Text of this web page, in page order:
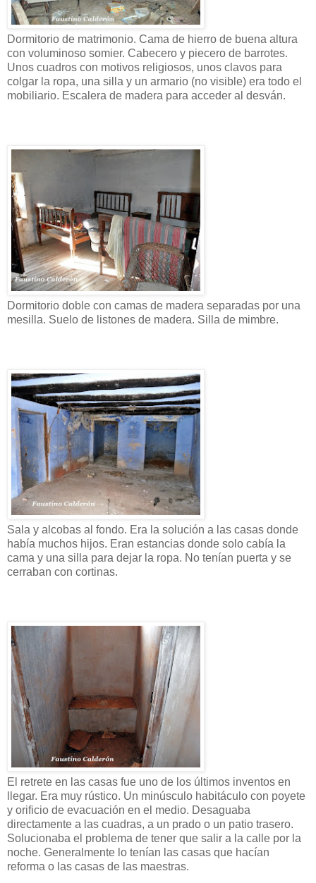
Dormitorio de matrimonio. Cama de hierro de buena altura
con voluminoso somier. Cabecero y piecero de barrotes.
Unos cuadros con motivos religiosos, unos clavos para
colgar la ropa, una silla y un armario (no visible) era todo el
mobiliario. Escalera de madera para acceder al desván.
Dormitorio doble con camas de madera separadas por una
mesilla. Suelo de listones de madera. Silla de mimbre.
Sala y alcobas al fondo. Era la solución a las casas donde
había muchos hijos. Eran estancias donde solo cabía la
cama y una silla para dejar la ropa. No tenían puerta y se
cerraban con cortinas.
El retrete en las casas fue uno de los últimos inventos en
llegar. Era muy rústico. Un minúsculo habitáculo con poyete
y orificio de evacuación en el medio. Desaguaba
directamente a las cuadras, a un prado o un patio trasero.
Solucionaba el problema de tener que salir a la calle por la
noche. Generalmente lo tenían las casas que hacían
reforma o las casas de las maestras.